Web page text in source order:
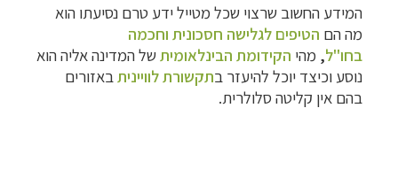
המידע החשוב שרצוי שכל מטייל ידע טרם נסיעתו הוא
מה הם הטיפים לגלישה חסכונית וחכמה
בחו"ל, מהי הקידומת הבינלאומית של המדינה אליה הוא
נוסע וכיצד יוכל להיעזר בתקשורת לוויינית באזורים
בהם אין קליטה סלולרית.
»
תכנוןטיולים לאמריקה הצפוניתלחצו לרשימת
היעדים »